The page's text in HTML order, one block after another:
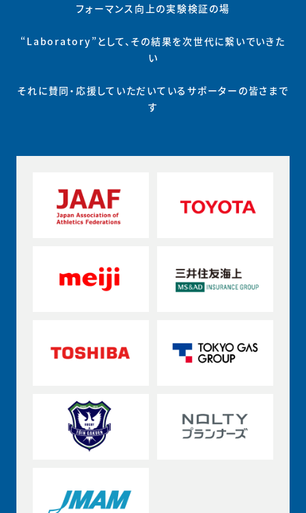
フォーマンス向上の実験検証の場
“Laboratory”として、その結果を次世代に繋いでいきた
い
それに賛同・応援していただいているサポーターの皆さまで
す